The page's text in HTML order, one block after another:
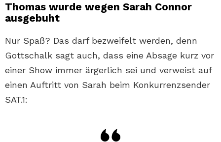
Thomas wurde wegen Sarah Connor
ausgebuht
Nur Spaß? Das darf bezweifelt werden, denn
Gottschalk sagt auch, dass eine Absage kurz vor
einer Show immer ärgerlich sei und verweist auf
einen Auftritt von Sarah beim Konkurrenzsender
SAT.1: